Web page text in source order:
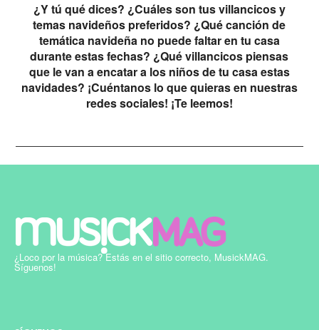
¿Y tú qué dices? ¿Cuáles son tus villancicos y
temas navideños preferidos? ¿Qué canción de
temática navideña no puede faltar en tu casa
durante estas fechas? ¿Qué villancicos piensas
que le van a encatar a los niños de tu casa estas
navidades? ¡Cuéntanos lo que quieras en nuestras
redes sociales! ¡Te leemos!
¿Loco por la música? Estás en el sitio correcto, MusickMAG.
Síguenos!